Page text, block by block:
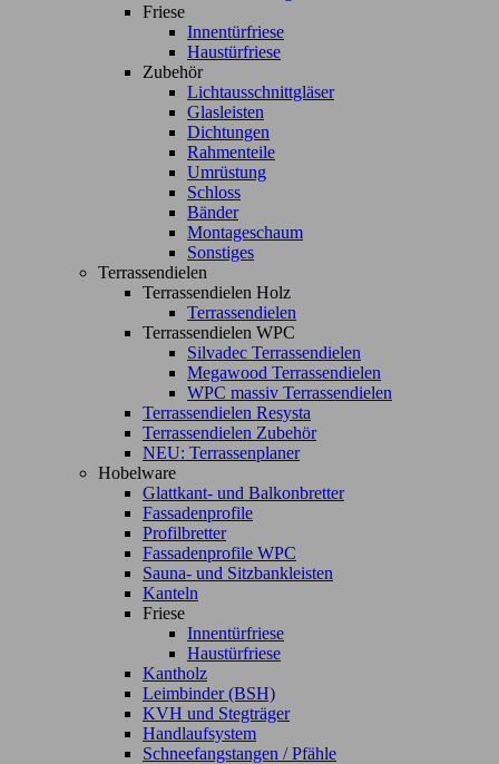
Friese
Innentürfriese
Haustürfriese
Zubehör
Lichtausschnittgläser
Glasleisten
Dichtungen
Rahmenteile
Umrüstung
Schloss
Bänder
Montageschaum
Sonstiges
Terrassendielen
Terrassendielen Holz
Terrassendielen
Terrassendielen WPC
Silvadec Terrassendielen
Megawood Terrassendielen
WPC massiv Terrassendielen
Terrassendielen Resysta
Terrassendielen Zubehör
NEU: Terrassenplaner
Hobelware
Glattkant- und Balkonbretter
Fassadenprofile
Profilbretter
Fassadenprofile WPC
Sauna- und Sitzbankleisten
Kanteln
Friese
Innentürfriese
Haustürfriese
Kantholz
Leimbinder (BSH)
KVH und Stegträger
Handlaufsystem
Schneefangstangen / Pfähle